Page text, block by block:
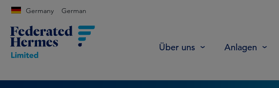
Germany German
Über uns Anlagen